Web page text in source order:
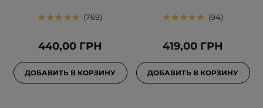
769
440,00 ГРН
ДОБАВИТЬ В КОРЗИНУ
94
419,00 ГРН
ДОБАВИТЬ В КОРЗИНУ